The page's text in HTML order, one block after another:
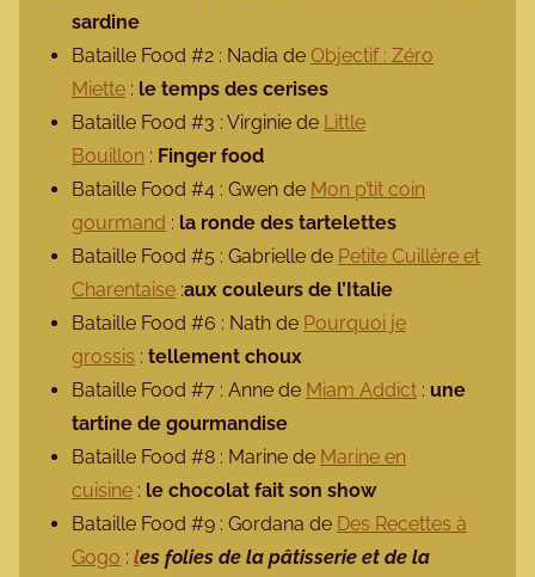
sardine
Bataille Food #2 : Nadia de Objectif : Zéro
Miette : le temps des cerises
Bataille Food #3 : Virginie de Little
Bouillon : Finger food
Bataille Food #4 : Gwen de Mon p’tit coin
gourmand : la ronde des tartelettes
Bataille Food #5 : Gabrielle de Petite Cuillère et
Charentaise :aux couleurs de l’Italie
Bataille Food #6 : Nath de Pourquoi je
grossis : tellement choux
Bataille Food #7 : Anne de Miam Addict : une
tartine de gourmandise
Bataille Food #8 : Marine de Marine en
cuisine : le chocolat fait son show
Bataille Food #9 : Gordana de Des Recettes à
Gogo : les folies de la pâtisserie et de la